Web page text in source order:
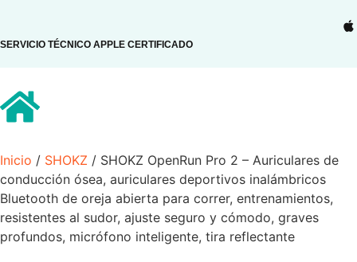
SERVICIO TÉCNICO APPLE CERTIFICADO
Inicio / SHOKZ / SHOKZ OpenRun Pro 2 – Auriculares de
conducción ósea, auriculares deportivos inalámbricos
Bluetooth de oreja abierta para correr, entrenamientos,
resistentes al sudor, ajuste seguro y cómodo, graves
profundos, micrófono inteligente, tira reflectante